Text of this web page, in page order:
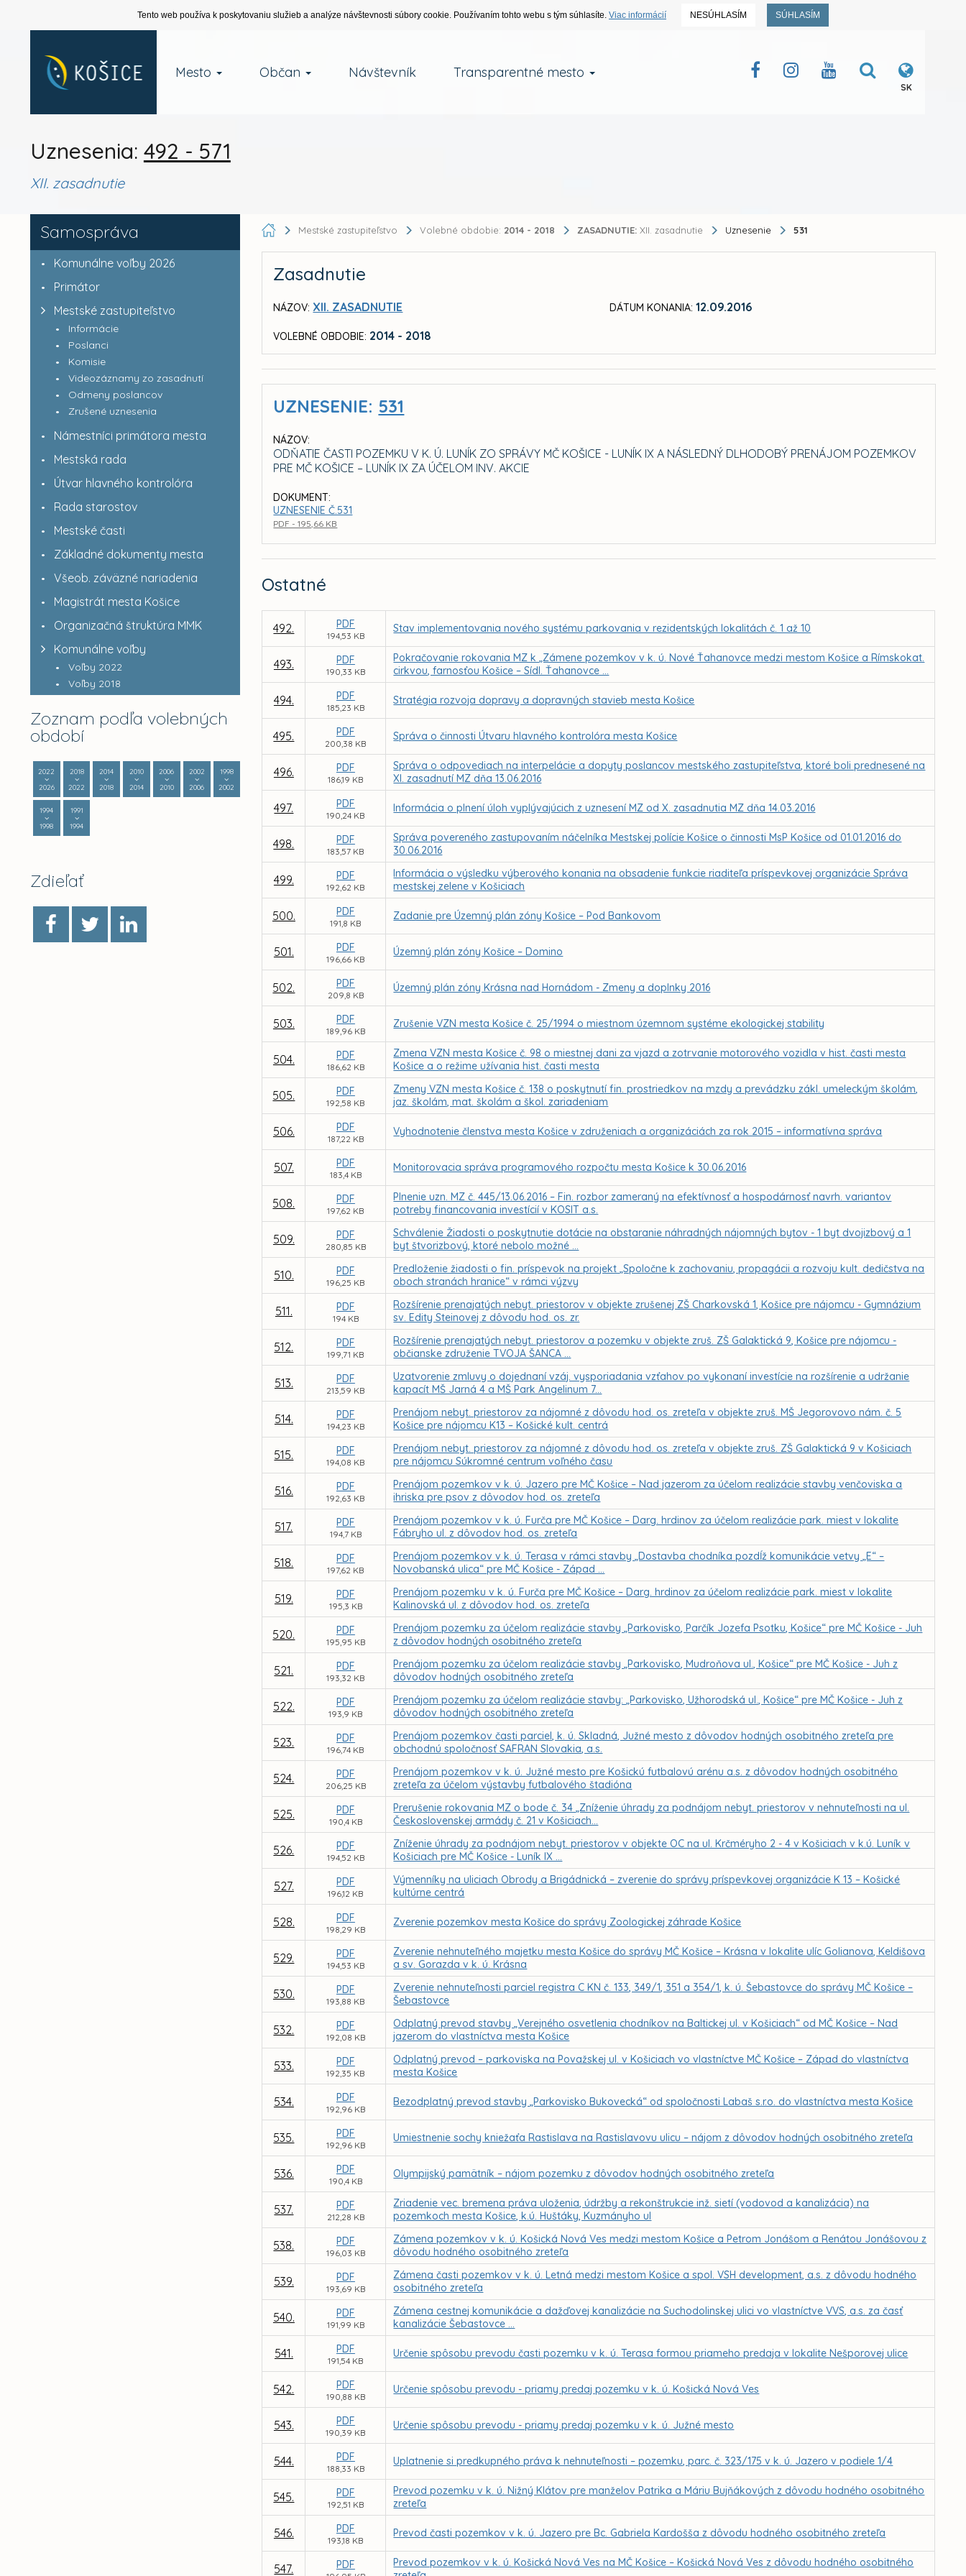
Tento web používa k poskytovaniu služieb a analýze návštevnosti súbory cookie. Používaním tohto webu s tým súhlasíte. Viac informácií NESÚHLASÍM SÚHLASÍM
Mesto Občan Návštevník Transparentné mesto
SK
Uznesenia: 492 - 571
XII. zasadnutie
Samospráva
Komunálne voľby 2026
Primátor
Mestské zastupiteľstvo
Informácie
Poslanci
Komisie
Videozáznamy zo zasadnutí
Odmeny poslancov
Zrušené uznesenia
Námestníci primátora mesta
Mestská rada
Útvar hlavného kontrolóra
Rada starostov
Mestské časti
Základné dokumenty mesta
Všeob. záväzné nariadenia
Magistrát mesta Košice
Organizačná štruktúra MMK
Komunálne voľby
Voľby 2022
Voľby 2018
Zoznam podľa volebných
období
2022
2026
2018
2022
2014
2018
2010
2014
2006
2010
2002
2006
1998
2002
1994
1998
1991
1994
Zdieľať
Mestské zastupiteľstvo Volebné obdobie: 2014 - 2018 ZASADNUTIE: XII. zasadnutie Uznesenie 531
Zasadnutie
NÁZOV: XII. ZASADNUTIE
VOLEBNÉ OBDOBIE: 2014 - 2018
DÁTUM KONANIA: 12.09.2016
UZNESENIE: 531
NÁZOV:
ODŇATIE ČASTI POZEMKU V K. Ú. LUNÍK ZO SPRÁVY MČ KOŠICE - LUNÍK IX A NÁSLEDNÝ DLHODOBÝ PRENÁJOM POZEMKOV
PRE MČ KOŠICE – LUNÍK IX ZA ÚČELOM INV. AKCIE
DOKUMENT:
UZNESENIE Č.531
PDF - 195,66 KB
Ostatné
492. PDF
194,53 KB
Stav implementovania nového systému parkovania v rezidentských lokalitách č. 1 až 10
493. PDF
190,33 KB
Pokračovanie rokovania MZ k „Zámene pozemkov v k. ú. Nové Ťahanovce medzi mestom Košice a Rímskokat.
cirkvou, farnosťou Košice – Sídl. Ťahanovce ...
494. PDF
185,23 KB
Stratégia rozvoja dopravy a dopravných stavieb mesta Košice
495. PDF
200,38 KB
Správa o činnosti Útvaru hlavného kontrolóra mesta Košice
496. PDF
186,19 KB
Správa o odpovediach na interpelácie a dopyty poslancov mestského zastupiteľstva, ktoré boli prednesené na
XI. zasadnutí MZ dňa 13.06.2016
497. PDF
190,24 KB
Informácia o plnení úloh vyplývajúcich z uznesení MZ od X. zasadnutia MZ dňa 14.03.2016
498. PDF
183,57 KB
Správa povereného zastupovaním náčelníka Mestskej polície Košice o činnosti MsP Košice od 01.01.2016 do
30.06.2016
499. PDF
192,62 KB
Informácia o výsledku výberového konania na obsadenie funkcie riaditeľa príspevkovej organizácie Správa
mestskej zelene v Košiciach
500. PDF
191,8 KB
Zadanie pre Územný plán zóny Košice – Pod Bankovom
501. PDF
196,66 KB
Územný plán zóny Košice – Domino
502. PDF
209,8 KB
Územný plán zóny Krásna nad Hornádom - Zmeny a doplnky 2016
503. PDF
189,96 KB
Zrušenie VZN mesta Košice č. 25/1994 o miestnom územnom systéme ekologickej stability
504. PDF
186,62 KB
Zmena VZN mesta Košice č. 98 o miestnej dani za vjazd a zotrvanie motorového vozidla v hist. časti mesta
Košice a o režime užívania hist. časti mesta
505. PDF
192,58 KB
Zmeny VZN mesta Košice č. 138 o poskytnutí fin. prostriedkov na mzdy a prevádzku zákl. umeleckým školám,
jaz. školám, mat. školám a škol. zariadeniam
506. PDF
187,22 KB
Vyhodnotenie členstva mesta Košice v združeniach a organizáciách za rok 2015 – informatívna správa
507. PDF
183,4 KB
Monitorovacia správa programového rozpočtu mesta Košice k 30.06.2016
508. PDF
197,62 KB
Plnenie uzn. MZ č. 445/13.06.2016 – Fin. rozbor zameraný na efektívnosť a hospodárnosť navrh. variantov
potreby financovania investícií v KOSIT a.s.
509. PDF
280,85 KB
Schválenie Žiadosti o poskytnutie dotácie na obstaranie náhradných nájomných bytov - 1 byt dvojizbový a 1
byt štvorizbový, ktoré nebolo možné ...
510. PDF
196,25 KB
Predloženie žiadosti o fin. príspevok na projekt „Spoločne k zachovaniu, propagácii a rozvoju kult. dedičstva na
oboch stranách hranice“ v rámci výzvy
511. PDF
194 KB
Rozšírenie prenajatých nebyt. priestorov v objekte zrušenej ZŠ Charkovská 1, Košice pre nájomcu - Gymnázium
sv. Edity Steinovej z dôvodu hod. os. zr.
512. PDF
199,71 KB
Rozšírenie prenajatých nebyt. priestorov a pozemku v objekte zruš. ZŠ Galaktická 9, Košice pre nájomcu -
občianske združenie TVOJA ŠANCA ...
513. PDF
213,59 KB
Uzatvorenie zmluvy o dojednaní vzáj. vysporiadania vzťahov po vykonaní investície na rozšírenie a udržanie
kapacít MŠ Jarná 4 a MŠ Park Angelinum 7...
514. PDF
194,23 KB
Prenájom nebyt. priestorov za nájomné z dôvodu hod. os. zreteľa v objekte zruš. MŠ Jegorovovo nám. č. 5
Košice pre nájomcu K13 – Košické kult. centrá
515. PDF
194,08 KB
Prenájom nebyt. priestorov za nájomné z dôvodu hod. os. zreteľa v objekte zruš. ZŠ Galaktická 9 v Košiciach
pre nájomcu Súkromné centrum voľného času
516. PDF
192,63 KB
Prenájom pozemkov v k. ú. Jazero pre MČ Košice – Nad jazerom za účelom realizácie stavby venčoviska a
ihriska pre psov z dôvodov hod. os. zreteľa
517. PDF
194,7 KB
Prenájom pozemkov v k. ú. Furča pre MČ Košice – Darg. hrdinov za účelom realizácie park. miest v lokalite
Fábryho ul. z dôvodov hod. os. zreteľa
518. PDF
197,62 KB
Prenájom pozemkov v k. ú. Terasa v rámci stavby „Dostavba chodníka pozdĺž komunikácie vetvy „E“ –
Novobanská ulica“ pre MČ Košice - Západ ...
519. PDF
195,3 KB
Prenájom pozemku v k. ú. Furča pre MČ Košice – Darg. hrdinov za účelom realizácie park. miest v lokalite
Kalinovská ul. z dôvodov hod. os. zreteľa
520. PDF
195,95 KB
Prenájom pozemku za účelom realizácie stavby „Parkovisko, Parčík Jozefa Psotku, Košice“ pre MČ Košice - Juh
z dôvodov hodných osobitného zreteľa
521. PDF
193,32 KB
Prenájom pozemku za účelom realizácie stavby „Parkovisko, Mudroňova ul., Košice“ pre MČ Košice - Juh z
dôvodov hodných osobitného zreteľa
522. PDF
193,9 KB
Prenájom pozemku za účelom realizácie stavby: „Parkovisko, Užhorodská ul., Košice“ pre MČ Košice - Juh z
dôvodov hodných osobitného zreteľa
523. PDF
196,74 KB
Prenájom pozemkov časti parciel, k. ú. Skladná, Južné mesto z dôvodov hodných osobitného zreteľa pre
obchodnú spoločnosť SAFRAN Slovakia, a.s.
524. PDF
206,25 KB
Prenájom pozemkov v k. ú. Južné mesto pre Košickú futbalovú arénu a.s. z dôvodov hodných osobitného
zreteľa za účelom výstavby futbalového štadióna
525. PDF
190,4 KB
Prerušenie rokovania MZ o bode č. 34 „Zníženie úhrady za podnájom nebyt. priestorov v nehnuteľnosti na ul.
Československej armády č. 21 v Košiciach...
526. PDF
194,52 KB
Zníženie úhrady za podnájom nebyt. priestorov v objekte OC na ul. Krčméryho 2 - 4 v Košiciach v k.ú. Luník v
Košiciach pre MČ Košice - Luník IX ...
527. PDF
196,12 KB
Výmenníky na uliciach Obrody a Brigádnická – zverenie do správy príspevkovej organizácie K 13 – Košické
kultúrne centrá
528. PDF
198,29 KB
Zverenie pozemkov mesta Košice do správy Zoologickej záhrade Košice
529. PDF
194,53 KB
Zverenie nehnuteľného majetku mesta Košice do správy MČ Košice – Krásna v lokalite ulíc Golianova, Keldišova
a sv. Gorazda v k. ú. Krásna
530. PDF
193,88 KB
Zverenie nehnuteľnosti parciel registra C KN č. 133, 349/1, 351 a 354/1, k. ú. Šebastovce do správy MČ Košice –
Šebastovce
532. PDF
192,08 KB
Odplatný prevod stavby „Verejného osvetlenia chodníkov na Baltickej ul. v Košiciach“ od MČ Košice – Nad
jazerom do vlastníctva mesta Košice
533. PDF
192,35 KB
Odplatný prevod – parkoviska na Považskej ul. v Košiciach vo vlastníctve MČ Košice – Západ do vlastníctva
mesta Košice
534. PDF
192,96 KB
Bezodplatný prevod stavby „Parkovisko Bukovecká“ od spoločnosti Labaš s.r.o. do vlastníctva mesta Košice
535. PDF
192,96 KB
Umiestnenie sochy kniežaťa Rastislava na Rastislavovu ulicu – nájom z dôvodov hodných osobitného zreteľa
536. PDF
190,4 KB
Olympijský pamätník – nájom pozemku z dôvodov hodných osobitného zreteľa
537. PDF
212,28 KB
Zriadenie vec. bremena práva uloženia, údržby a rekonštrukcie inž. sietí (vodovod a kanalizácia) na
pozemkoch mesta Košice, k.ú. Huštáky, Kuzmányho ul
538. PDF
196,03 KB
Zámena pozemkov v k. ú. Košická Nová Ves medzi mestom Košice a Petrom Jonášom a Renátou Jonášovou z
dôvodu hodného osobitného zreteľa
539. PDF
193,69 KB
Zámena časti pozemkov v k. ú. Letná medzi mestom Košice a spol. VSH development, a.s. z dôvodu hodného
osobitného zreteľa
540. PDF
191,99 KB
Zámena cestnej komunikácie a dažďovej kanalizácie na Suchodolinskej ulici vo vlastníctve VVS, a.s. za časť
kanalizácie Šebastovce ...
541. PDF
191,54 KB
Určenie spôsobu prevodu časti pozemku v k. ú. Terasa formou priameho predaja v lokalite Nešporovej ulice
542. PDF
190,88 KB
Určenie spôsobu prevodu - priamy predaj pozemku v k. ú. Košická Nová Ves
543. PDF
190,39 KB
Určenie spôsobu prevodu - priamy predaj pozemku v k. ú. Južné mesto
544. PDF
188,33 KB
Uplatnenie si predkupného práva k nehnuteľnosti – pozemku, parc. č. 323/175 v k. ú. Jazero v podiele 1/4
545. PDF
192,51 KB
Prevod pozemku v k. ú. Nižný Klátov pre manželov Patrika a Máriu Bujňákových z dôvodu hodného osobitného
zreteľa
546. PDF
193,18 KB
Prevod časti pozemkov v k. ú. Jazero pre Bc. Gabriela Kardošša z dôvodu hodného osobitného zreteľa
547. PDF
Prevod pozemkov v k. ú. Košická Nová Ves na MČ Košice – Košická Nová Ves z dôvodu hodného osobitného